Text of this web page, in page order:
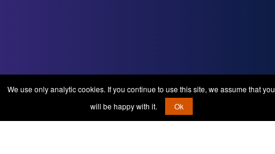
We use only analytic cookies. If you continue to use this site, we assume that you
will be happy with it.
Ok